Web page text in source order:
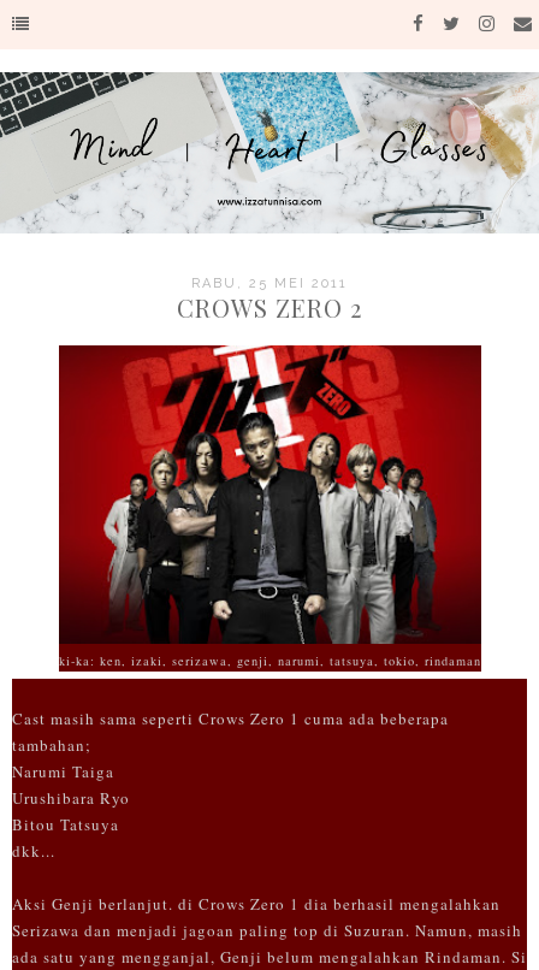
RABU, 25 MEI 2011
CROWS ZERO 2
ki-ka: ken, izaki, serizawa, genji, narumi, tatsuya, tokio, rindaman
Cast masih sama seperti Crows Zero 1 cuma ada beberapa
tambahan;
Narumi Taiga
Urushibara Ryo
Bitou Tatsuya
dkk...
Aksi Genji berlanjut. di Crows Zero 1 dia berhasil mengalahkan
Serizawa dan menjadi jagoan paling top di Suzuran. Namun, masih
ada satu yang mengganjal, Genji belum mengalahkan Rindaman. Si